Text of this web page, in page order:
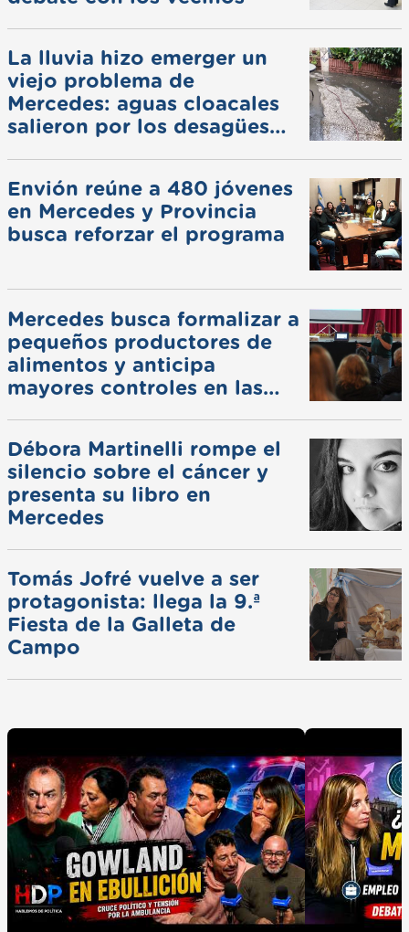
La lluvia hizo emerger un
viejo problema de
Mercedes: aguas cloacales
salieron por los desagües
Envión reúne a 480 jóvenes
en Mercedes y Provincia
busca reforzar el programa
Mercedes busca formalizar a
pequeños productores de
alimentos y anticipa
mayores controles en las
Débora Martinelli rompe el
silencio sobre el cáncer y
presenta su libro en
Mercedes
Tomás Jofré vuelve a ser
protagonista: llega la 9.ª
Fiesta de la Galleta de
Campo